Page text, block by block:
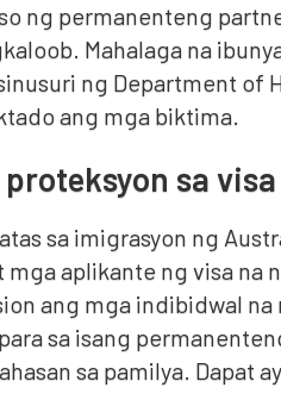
ng permanenteng
Mahalaga na
ng Department of
ang mga biktima.
proteksyon sa
sa imigrasyon ng
mga aplikante ng visa na
ang mga indibidwal na
sa isang
sa pamilya. Dapat